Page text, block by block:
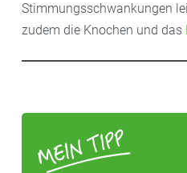
Stimmungsschwankungen
zudem die Knochen und das